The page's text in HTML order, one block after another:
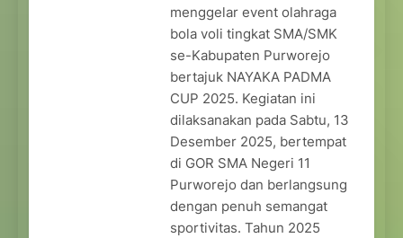
menggelar event olahraga
bola voli tingkat SMA/SMK
se-Kabupaten Purworejo
bertajuk NAYAKA PADMA
CUP 2025. Kegiatan ini
dilaksanakan pada Sabtu, 13
Desember 2025, bertempat
di GOR SMA Negeri 11
Purworejo dan berlangsung
dengan penuh semangat
sportivitas. Tahun 2025